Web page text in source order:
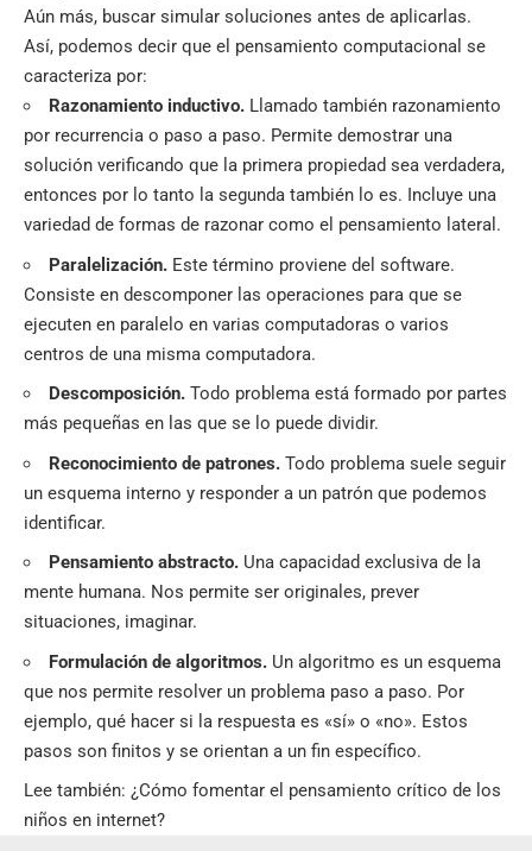
Aún más, buscar simular soluciones antes de aplicarlas.
Así, podemos decir que el pensamiento computacional se
caracteriza por:
Razonamiento inductivo. Llamado también razonamiento
por recurrencia o paso a paso. Permite demostrar una
solución verificando que la primera propiedad sea verdadera,
entonces por lo tanto la segunda también lo es. Incluye una
variedad de formas de razonar como el pensamiento lateral.
Paralelización. Este término proviene del software.
Consiste en descomponer las operaciones para que se
ejecuten en paralelo en varias computadoras o varios
centros de una misma computadora.
Descomposición. Todo problema está formado por partes
más pequeñas en las que se lo puede dividir.
Reconocimiento de patrones. Todo problema suele seguir
un esquema interno y responder a un patrón que podemos
identificar.
Pensamiento abstracto. Una capacidad exclusiva de la
mente humana. Nos permite ser originales, prever
situaciones, imaginar.
Formulación de algoritmos. Un algoritmo es un esquema
que nos permite resolver un problema paso a paso. Por
ejemplo, qué hacer si la respuesta es «sí» o «no». Estos
pasos son finitos y se orientan a un fin específico.
Lee también: ¿Cómo fomentar el pensamiento crítico de los
niños en internet?